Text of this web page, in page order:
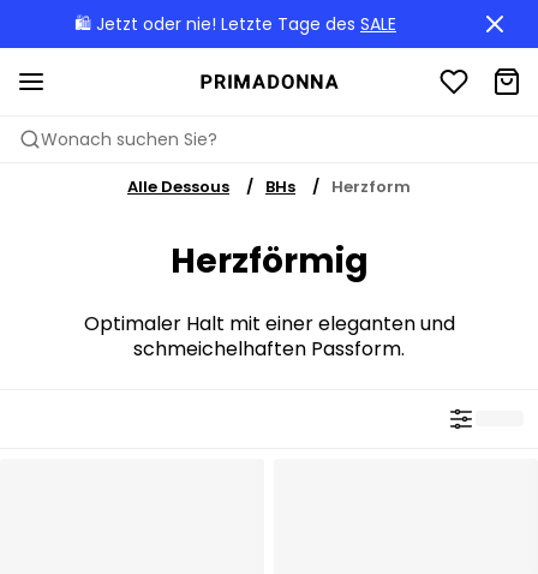
🛍️ Jetzt oder nie! Letzte Tage des SALE
Wonach suchen Sie?
Alle Dessous BHs Herzform
Herzförmig
Optimaler Halt mit einer eleganten und
schmeichelhaften Passform.